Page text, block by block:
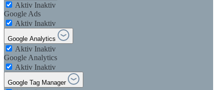
Aktiv Inaktiv
Google Ads
Aktiv Inaktiv
Google Analytics
Aktiv Inaktiv
Google Analytics
Aktiv Inaktiv
Google Tag Manager